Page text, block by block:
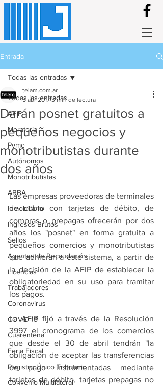
Entrada
Todas las entradas
AFIP
Moratoria
Pyme
Autónomos
Monotributistas
ARBA
Inmobiliario
Ingresos Brutos
Sellos
Agentes de Recaudación
Licencias
Trabajadores
Coronavirus
COVID-19
Cuarentena
Feria Fiscal
Registro Único Tributario
Convenio Multilateral
Todas las entradas
Darán posnet gratuitos a
pequeños negocios y
monotributistas durante
dos años
telam.com.ar
5 abr 2017 3 min de lectura
Las empresas proveedoras de terminales
de cobro con tarjetas de débito, de
compras o prepagas ofrecerán por dos
años los "posnet" en forma gratuita a
pequeños comercios y monotributistas
que adhieran a este sistema, a partir de
la decisión de la AFIP de establecer la
obligatoriedad en su uso para tramitar
los pagos.
La AFIP fijó a través de la Resolución
3997 el cronograma de los comercios
que desde el 30 de abril tendrán "la
obligación de aceptar las transferencias
de pago instrumentadas mediante
tarjetas de débito, tarjetas prepagas no